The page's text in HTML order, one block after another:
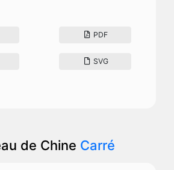
PDF
SVG
de Chine Carré